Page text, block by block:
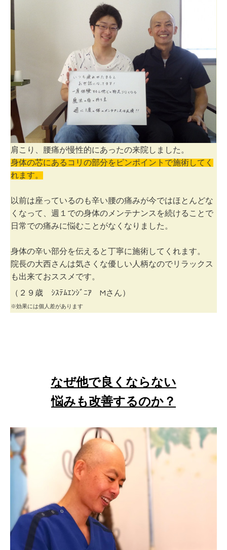
肩こり、腰痛が慢性的にあったの来院しました。
身体の芯にあるコリの部分をピンポイントで施術してく
れます。
以前は座っているのも辛い腰の痛みが今ではほとんどな
くなって、 週１での身体のメンテナンスを続けることで
日常での痛みに悩むことがなくなりました。
身体の辛い部分を伝えると丁寧に施術してくれます。
院長の大西さんは気さくな優しい人柄なのでリラックス
も出来ておススメです。
（２９歳 ｼｽﾃﾑｴﾝｼﾞﾆｱ Mさん）
※効果には個人差があります
なぜ他で良くならない
悩みも改善するのか？